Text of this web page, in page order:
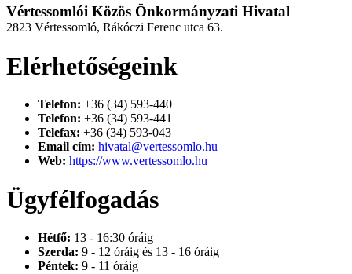
Vértessomlói Közös Önkormányzati Hivatal
2823 Vértessomló, Rákóczi Ferenc utca 63.
Elérhetőségeink
Telefon: +36 (34) 593-440
Telefon: +36 (34) 593-441
Telefax: +36 (34) 593-043
Email cím: hivatal@vertessomlo.hu
Web: https://www.vertessomlo.hu
Ügyfélfogadás
Hétfő: 13 - 16:30 óráig
Szerda: 9 - 12 óráig és 13 - 16 óráig
Péntek: 9 - 11 óráig